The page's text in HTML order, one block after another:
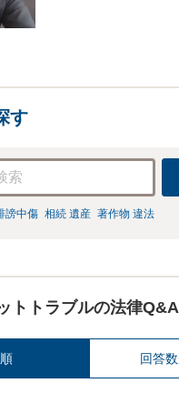
す
謗中傷 相続 遺産 著作物 違法
トトラブルの法律Q&A
回答